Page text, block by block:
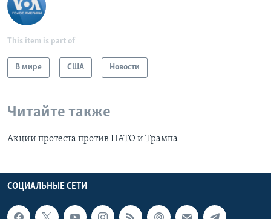
This item is part of
В мире США Новости
Читайте также
Акции протеста против НАТО и Трампа
СОЦИАЛЬНЫЕ СЕТИ